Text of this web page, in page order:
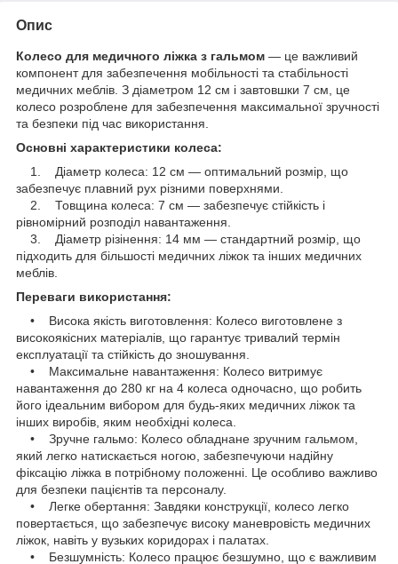
Опис
Колесо для медичного ліжка з гальмом — це важливий
компонент для забезпечення мобільності та стабільності
медичних меблів. З діаметром 12 см і завтовшки 7 см, це
колесо розроблене для забезпечення максимальної зручності
та безпеки під час використання.
Основні характеристики колеса:
1. Діаметр колеса: 12 см — оптимальний розмір, що
забезпечує плавний рух різними поверхнями.
2. Товщина колеса: 7 см — забезпечує стійкість і
рівномірний розподіл навантаження.
3. Діаметр різінення: 14 мм — стандартний розмір, що
підходить для більшості медичних ліжок та інших медичних
меблів.
Переваги використання:
• Висока якість виготовлення: Колесо виготовлене з
високоякісних матеріалів, що гарантує тривалий термін
експлуатації та стійкість до зношування.
• Максимальне навантаження: Колесо витримує
навантаження до 280 кг на 4 колеса одночасно, що робить
його ідеальним вибором для будь-яких медичних ліжок та
інших виробів, яким необхідні колеса.
• Зручне гальмо: Колесо обладнане зручним гальмом,
який легко натискається ногою, забезпечуючи надійну
фіксацію ліжка в потрібному положенні. Це особливо важливо
для безпеки пацієнтів та персоналу.
• Легке обертання: Завдяки конструкції, колесо легко
повертається, що забезпечує високу маневровість медичних
ліжок, навіть у вузьких коридорах і палатах.
• Безшумність: Колесо працює безшумно, що є важливим